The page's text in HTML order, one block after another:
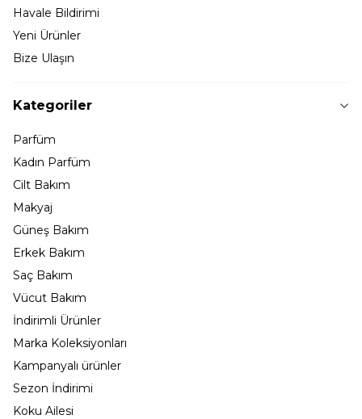
Havale Bildirimi
Yeni Ürünler
Bize Ulaşın
Kategoriler
Parfüm
Kadın Parfüm
Cilt Bakım
Makyaj
Güneş Bakım
Erkek Bakım
Saç Bakım
Vücut Bakım
İndirimli Ürünler
Marka Koleksiyonları
Kampanyalı ürünler
Sezon İndirimi
Koku Ailesi